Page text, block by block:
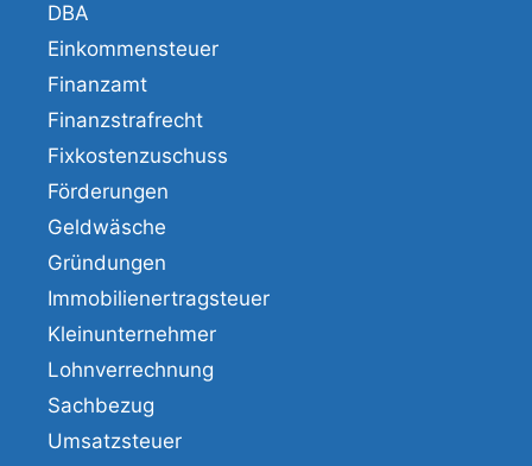
DBA
Einkommensteuer
Finanzamt
Finanzstrafrecht
Fixkostenzuschuss
Förderungen
Geldwäsche
Gründungen
Immobilienertragsteuer
Kleinunternehmer
Lohnverrechnung
Sachbezug
Umsatzsteuer